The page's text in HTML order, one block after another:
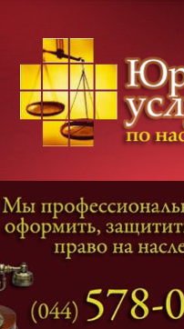
Категории дел
Наследование и Завещание
Оформление наследства
Оспаривание наследства